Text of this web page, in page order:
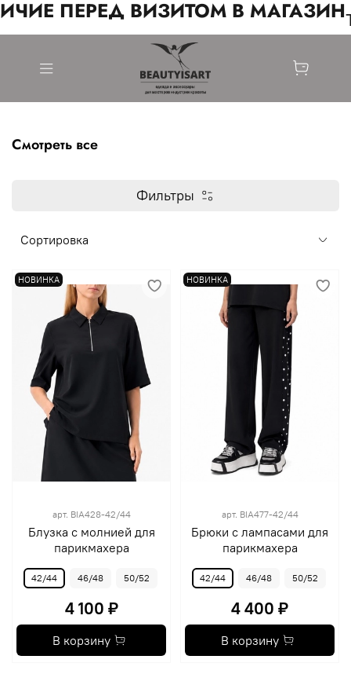
ПЕРЕД ВИЗИТОМ В МАГАЗИН
Смотреть все
Фильтры
НОВИНКА
арт. BIA428-42/44
Блузка с молнией для
парикмахера
42/44 46/48 50/52
4 100 ₽
В корзину
НОВИНКА
арт. BIA477-42/44
Брюки с лампасами для
парикмахера
42/44 46/48 50/52
4 400 ₽
В корзину